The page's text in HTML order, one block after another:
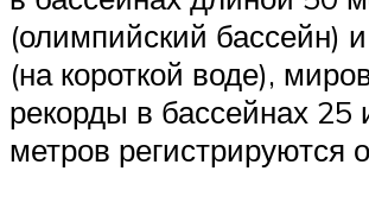
(олимпийский бассейн)
(на короткой воде),
рекорды в бассейнах 25
метров регистрируются